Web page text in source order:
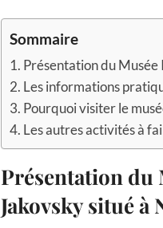
Sommaire
Présentation du
Les informations
Pourquoi visiter le
Les autres activités à
Présentation du
Jakovsky situé à